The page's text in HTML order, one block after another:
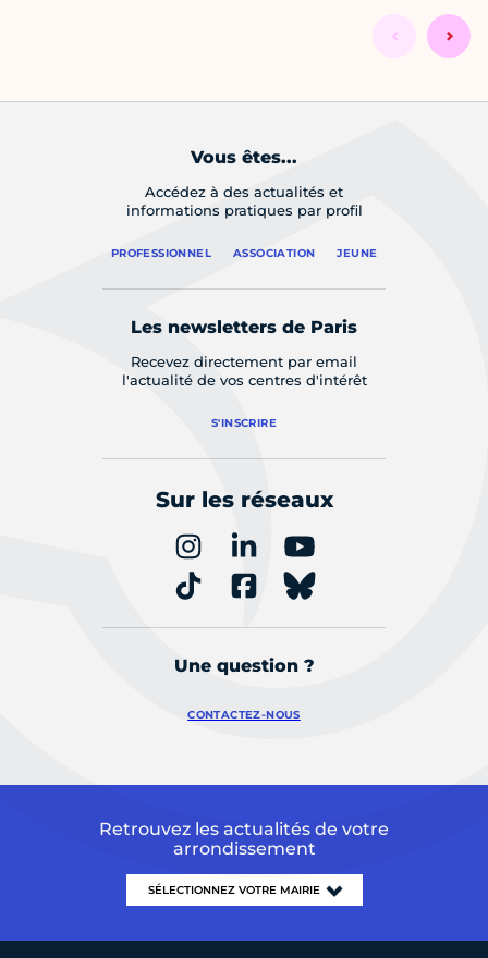
Vous êtes...
Accédez à des actualités et
informations pratiques par profil
PROFESSIONNEL ASSOCIATION JEUNE
Les newsletters de Paris
Recevez directement par email
l'actualité de vos centres d'intérêt
S'INSCRIRE
Sur les réseaux
Une question ?
CONTACTEZ-NOUS
Retrouvez les actualités de votre
arrondissement